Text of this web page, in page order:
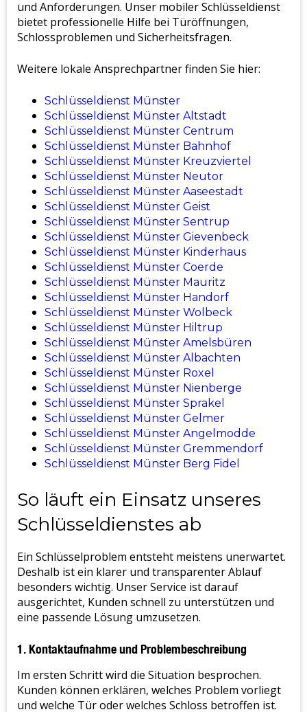
und Anforderungen. Unser mobiler Schlüsseldienst
bietet professionelle Hilfe bei Türöffnungen,
Schlossproblemen und Sicherheitsfragen.
Weitere lokale Ansprechpartner finden Sie hier:
Schlüsseldienst Münster
Schlüsseldienst Münster Altstadt
Schlüsseldienst Münster Centrum
Schlüsseldienst Münster Bahnhof
Schlüsseldienst Münster Kreuzviertel
Schlüsseldienst Münster Neutor
Schlüsseldienst Münster Aaseestadt
Schlüsseldienst Münster Geist
Schlüsseldienst Münster Sentrup
Schlüsseldienst Münster Gievenbeck
Schlüsseldienst Münster Kinderhaus
Schlüsseldienst Münster Coerde
Schlüsseldienst Münster Mauritz
Schlüsseldienst Münster Handorf
Schlüsseldienst Münster Wolbeck
Schlüsseldienst Münster Hiltrup
Schlüsseldienst Münster Amelsbüren
Schlüsseldienst Münster Albachten
Schlüsseldienst Münster Roxel
Schlüsseldienst Münster Nienberge
Schlüsseldienst Münster Sprakel
Schlüsseldienst Münster Gelmer
Schlüsseldienst Münster Angelmodde
Schlüsseldienst Münster Gremmendorf
Schlüsseldienst Münster Berg Fidel
So läuft ein Einsatz unseres
Schlüsseldienstes ab
Ein Schlüsselproblem entsteht meistens unerwartet.
Deshalb ist ein klarer und transparenter Ablauf
besonders wichtig. Unser Service ist darauf
ausgerichtet, Kunden schnell zu unterstützen und
eine passende Lösung umzusetzen.
1. Kontaktaufnahme und Problembeschreibung
Im ersten Schritt wird die Situation besprochen.
Kunden können erklären, welches Problem vorliegt
und welche Tür oder welches Schloss betroffen ist.